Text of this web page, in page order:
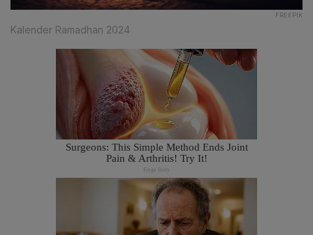
FREEPIK
Kalender Ramadhan 2024